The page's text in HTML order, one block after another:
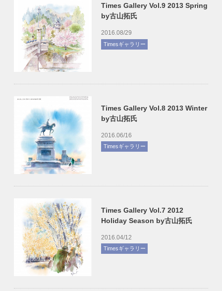
Times Gallery Vol.9 2013 Spring
by古山拓氏
2016.08/29
Timesギャラリー
Times Gallery Vol.8 2013 Winter
by古山拓氏
2016.06/16
Timesギャラリー
Times Gallery Vol.7 2012
Holiday Season by古山拓氏
2016.04/12
Timesギャラリー